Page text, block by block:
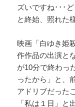
ズいですね･･･
と終始、照れた
映画「白ゆき姫
作作品の出演と
が10分で終わっ
ったから」と、
アドリブだった
「私は１日」